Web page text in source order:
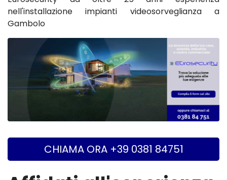
nell'installazione impianti videosorveglianza a
Gambolo
CHIAMA ORA +39 0381 84751